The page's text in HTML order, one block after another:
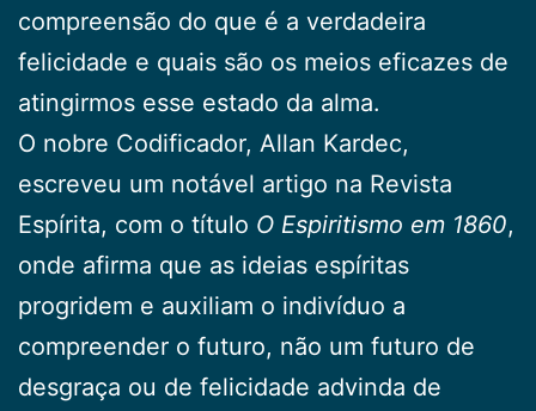
compreensão do que é a verdadeira
felicidade e quais são os meios eficazes de
atingirmos esse estado da alma.
O nobre Codificador, Allan Kardec,
escreveu um notável artigo na Revista
Espírita, com o título O Espiritismo em 1860,
onde afirma que as ideias espíritas
progridem e auxiliam o indivíduo a
compreender o futuro, não um futuro de
desgraça ou de felicidade advinda de